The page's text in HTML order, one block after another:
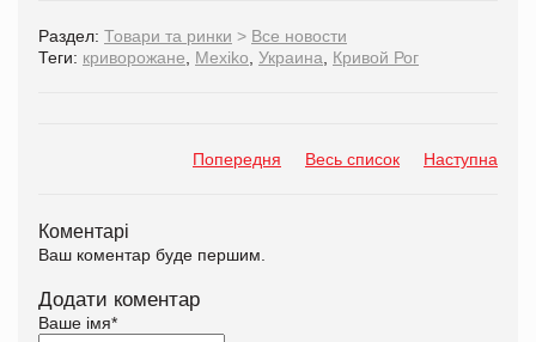
Раздел: Товари та ринки > Все новости
Теги: криворожане Mexiko Украина Кривой Рог
Попередня Весь список Наступна
Коментарі
Ваш коментар буде першим.
Додати коментар
Ваше імя*